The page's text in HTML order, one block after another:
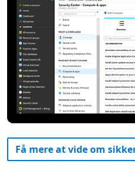
Få mere at vide om